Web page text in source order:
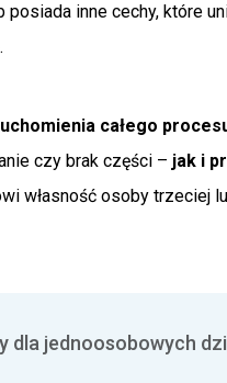
inne cechy, które
całego
czy brak części – jak i
własność osoby trzeciej
dla jednoosobowych